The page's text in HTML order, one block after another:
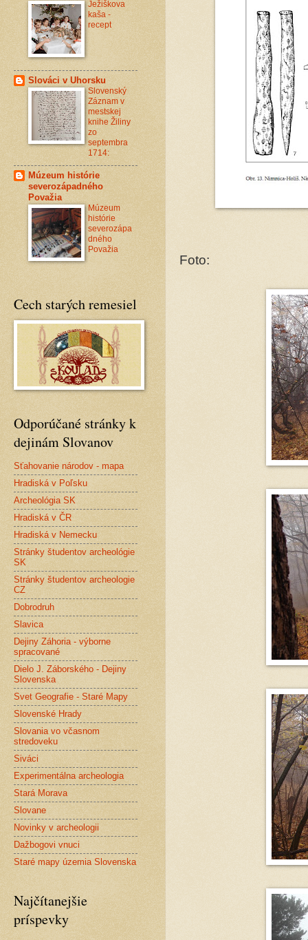
Foto:
Ježiškova
kaša -
recept
Slováci v Uhorsku
Slovenský
Záznam v
mestskej
knihe Žiliny
zo
septembra
1714:
Múzeum histórie
severozápadného
Považia
Múzeum
histórie
severozápa
dného
Považia
Cech starých remesiel
Odporúčané stránky k
dejinám Slovanov
Sťahovanie národov - mapa
Hradiská v Poľsku
Archeológia SK
Hradiská v ČR
Hradiská v Nemecku
Stránky študentov archeológie
SK
Stránky študentov archeologie
CZ
Dobrodruh
Slavica
Dejiny Záhoria - výborne
spracované
Dielo J. Záborského - Dejiny
Slovenska
Svet Geografie - Staré Mapy
Slovenské Hrady
Slovania vo včasnom
stredoveku
Siváci
Experimentálna archeologia
Stará Morava
Slovane
Novinky v archeologii
Dažbogovi vnuci
Staré mapy územia Slovenska
Najčítanejšie
príspevky